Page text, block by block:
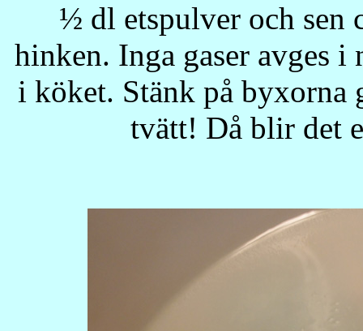
½ dl etspulver och sen
hinken. Inga gaser avges
i köket. Stänk på byxorna
tvätt! Då blir det